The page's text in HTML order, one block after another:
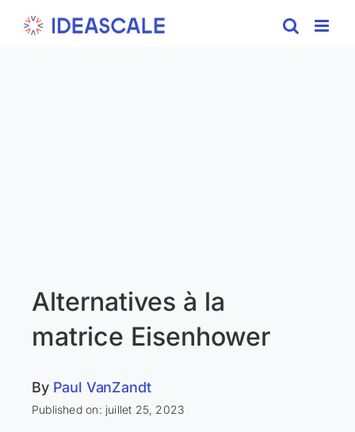
Alternatives à la
matrice Eisenhower
By Paul VanZandt
Published on: juillet 25, 2023